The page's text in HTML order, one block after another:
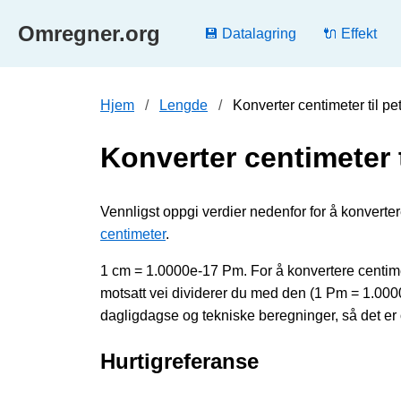
Omregner.org 💾 Datalagring 🔌 Effekt
Hjem Lengde Konverter centimeter til
Konverter centimeter
Vennligst oppgi verdier nedenfor for å
centimeter.
1 cm = 1.0000e-17 Pm. For å konvertere
motsatt vei dividerer du med den (1 Pm =
dagligdagse og tekniske beregninger, så det
Hurtigreferanse